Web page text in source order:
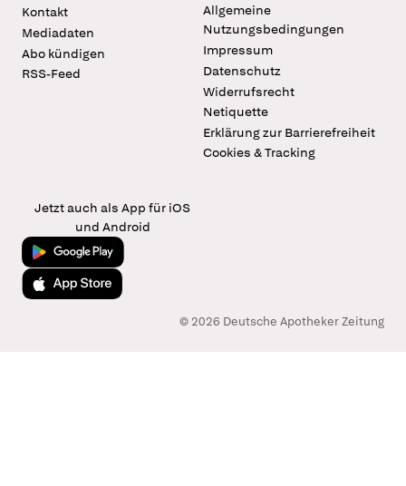
Kontakt
Mediadaten
Abo kündigen
RSS-Feed
Allgemeine
Nutzungsbedingungen
Impressum
Datenschutz
Widerrufsrecht
Netiquette
Erklärung zur Barrierefreiheit
Cookies & Tracking
Jetzt auch als App für iOS
und Android
Jetzt bei Google Play
Laden im App Store
© 2026 Deutsche Apotheker Zeitung